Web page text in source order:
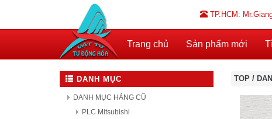
TP.HCM:
Trang chủ Sản phẩm mới
DANH MỤC
DANH MỤC HÀNG CŨ
PLC Mitsubishi
TOP/